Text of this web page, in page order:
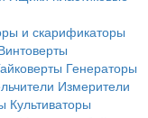
и скарификаторы
Генераторы
Измерители
Культиваторы